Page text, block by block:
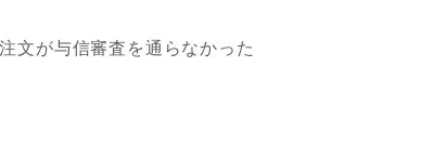
文が与信審査を通らなかった